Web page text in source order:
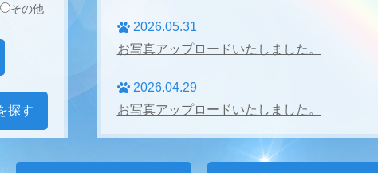
その他
探す
2026.05.31
お写真アップロードいたしました。
2026.04.29
お写真アップロードいたしました。